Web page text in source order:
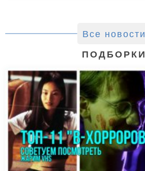
Все новости
ПОДБОРКИ